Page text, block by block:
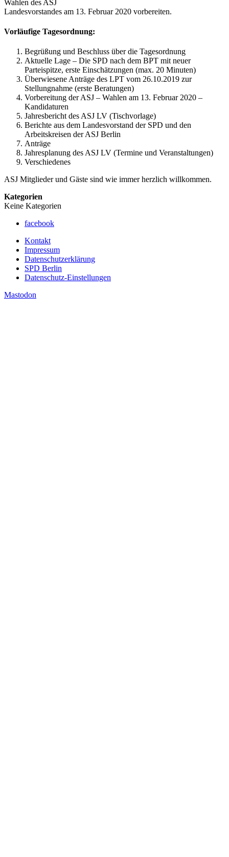
Wahlen des ASJ
Landesvorstandes am 13. Februar 2020 vorbereiten.
Vorläufige Tagesordnung:
Begrüßung und Beschluss über die Tagesordnung
Aktuelle Lage – Die SPD nach dem BPT mit neuer
Parteispitze, erste Einschätzungen (max. 20 Minuten)
Überwiesene Anträge des LPT vom 26.10.2019 zur
Stellungnahme (erste Beratungen)
Vorbereitung der ASJ – Wahlen am 13. Februar 2020 –
Kandidaturen
Jahresbericht des ASJ LV (Tischvorlage)
Berichte aus dem Landesvorstand der SPD und den
Arbeitskreisen der ASJ Berlin
Anträge
Jahresplanung des ASJ LV (Termine und Veranstaltungen)
Verschiedenes
ASJ Mitglieder und Gäste sind wie immer herzlich willkommen.
Kategorien
Keine Kategorien
facebook
Kontakt
Impressum
Datenschutzerklärung
SPD Berlin
Datenschutz-Einstellungen
Mastodon